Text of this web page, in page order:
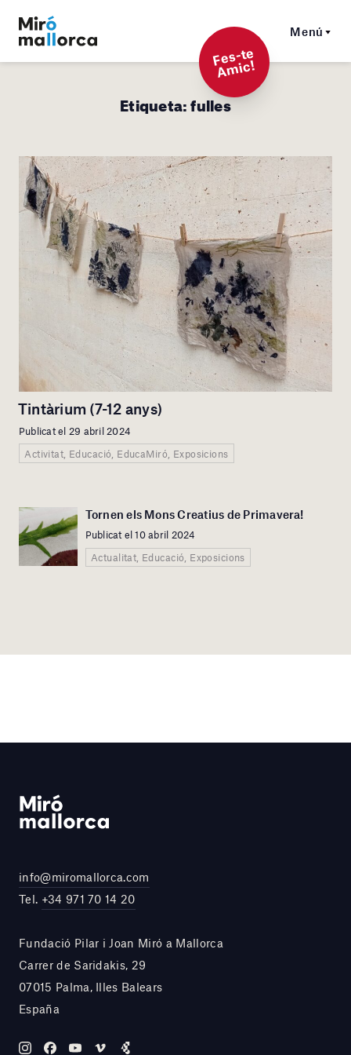
Menú
F
es-t
e
A
mi
c!
Etiqueta:fulles
Tintàrium (7-12 anys)
Publicat el 29 abril 2024
Activitat, Educació, EducaMiró, Exposicions
Tornen els Mons Creatius de Primavera!
Publicat el 10 abril 2024
Actualitat, Educació, Exposicions
info@miromallorca.com
Tel. +34 971 70 14 20
Fundació Pilar i Joan Miró a Mallorca
Carrer de Saridakis, 29
07015 Palma, Illes Balears
España